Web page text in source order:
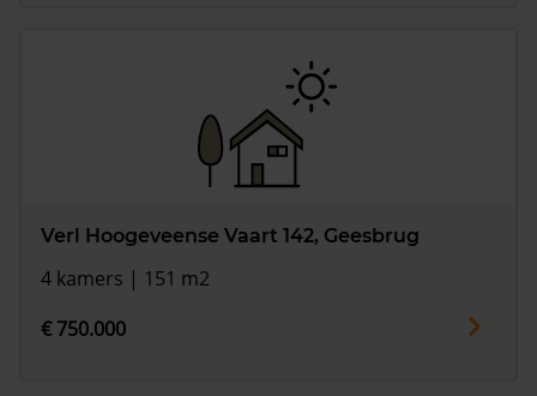
Verl Hoogeveense Vaart 142, Geesbrug
4 kamers | 151 m2
€ 750.000